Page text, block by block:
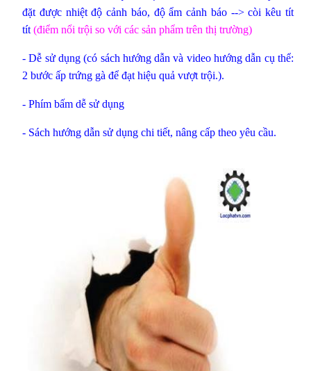
đặt được nhiệt độ cảnh báo, độ ẩm cảnh báo --> còi kêu tít
tít (điểm nổi trội so với các sản phẩm trên thị trường)
- Dễ sử dụng (có sách hướng dẫn và video hướng dẫn cụ thể:
2 bước ấp trứng gà để đạt hiệu quả vượt trội.).
- Phím bấm dễ sử dụng
- Sách hướng dẫn sử dụng chi tiết, nâng cấp theo yêu cầu.